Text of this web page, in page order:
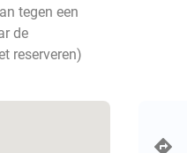
tegen een
de
reserveren)